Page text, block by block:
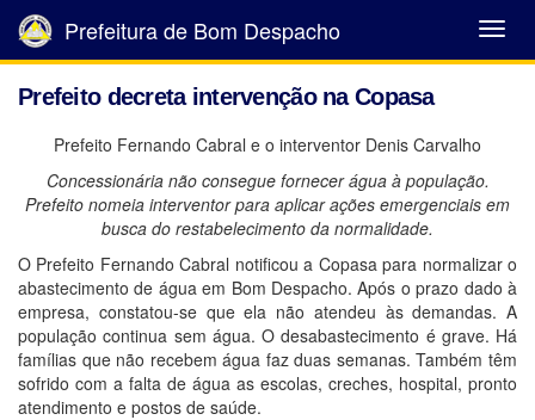
Abrir
Menu
Prefeitura de Bom Despacho
Prefeito decreta intervenção na Copasa
Prefeito Fernando Cabral e o interventor Denis Carvalho
Concessionária não consegue fornecer água à população.
Prefeito nomeia interventor para aplicar ações emergenciais em
busca do restabelecimento da normalidade.
O Prefeito Fernando Cabral notificou a Copasa para normalizar o
abastecimento de água em Bom Despacho. Após o prazo dado à
empresa, constatou-se que ela não atendeu às demandas. A
população continua sem água. O desabastecimento é grave. Há
famílias que não recebem água faz duas semanas. Também têm
sofrido com a falta de água as escolas, creches, hospital, pronto
atendimento e postos de saúde.